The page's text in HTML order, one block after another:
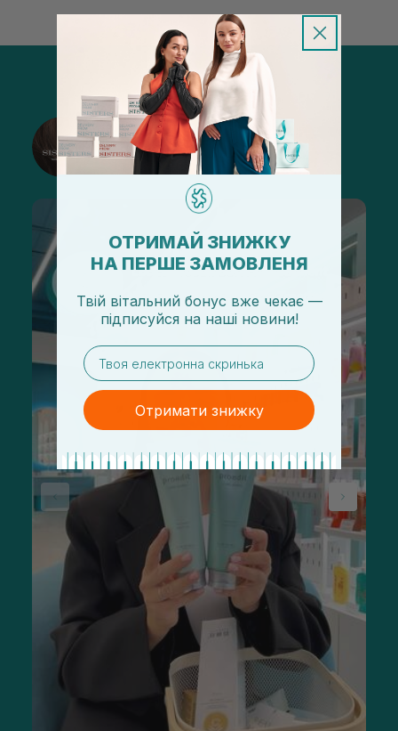
@sisters_stelmakh в Instagram
Подписаться
ОТРИМАЙ ЗНИЖКУ
НА ПЕРШЕ ЗАМОВЛЕНЯ
Твій вітальний бонус вже чекає —
підписуйся на наші новини!
email
Отримати знижку